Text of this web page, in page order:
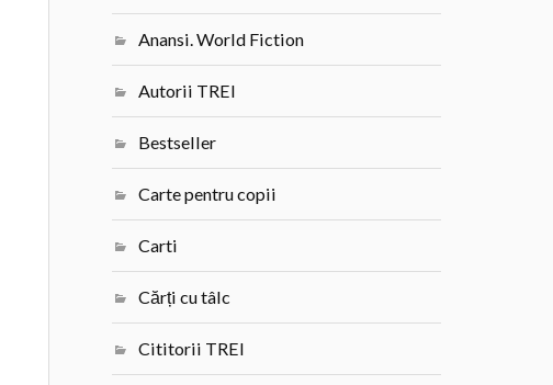
Anansi. World Fiction
Autorii TREI
Bestseller
Carte pentru copii
Carti
Cărți cu tâlc
Cititorii TREI